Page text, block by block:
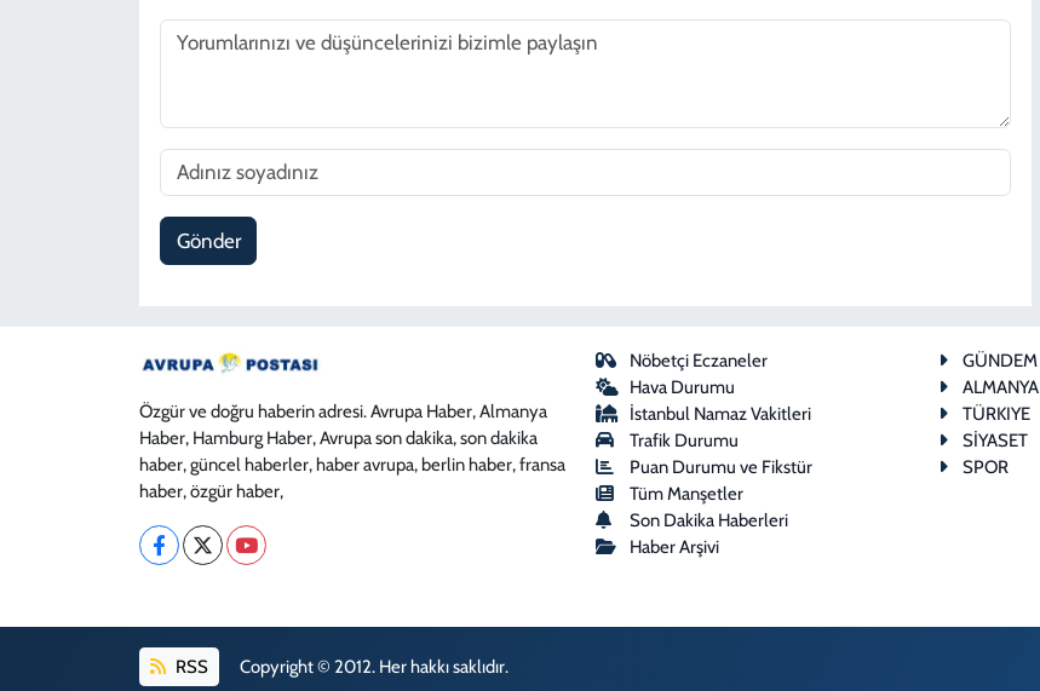
Gönder
Özgür ve doğru haberin adresi. Avrupa Haber, Almanya
Haber, Hamburg Haber, Avrupa son dakika, son dakika
haber, güncel haberler, haber avrupa, berlin haber, fransa
haber, özgür haber,
Nöbetçi Eczaneler
Hava Durumu
İstanbul Namaz Vakitleri
Trafik Durumu
Puan Durumu ve Fikstür
Tüm Manşetler
Son Dakika Haberleri
Haber Arşivi
GÜNDEM
ALMANYA
TÜRKIYE
SİYASET
SPOR
RSS Copyright © 2012. Her hakkı saklıdır.